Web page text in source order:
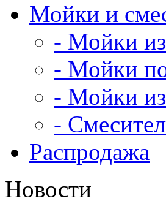
Мойки и
- Мойки
- Мойки
- Мойки
-
Распродажа
Новости